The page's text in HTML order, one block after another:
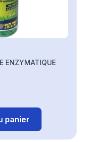
ENZYMATIQUE
panier